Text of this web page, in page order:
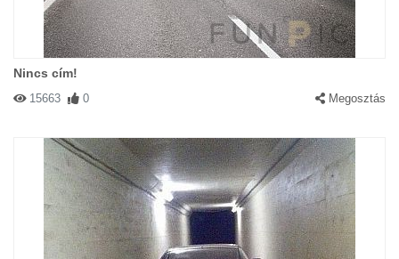
Nincs cím!
15663 0 Megosztás